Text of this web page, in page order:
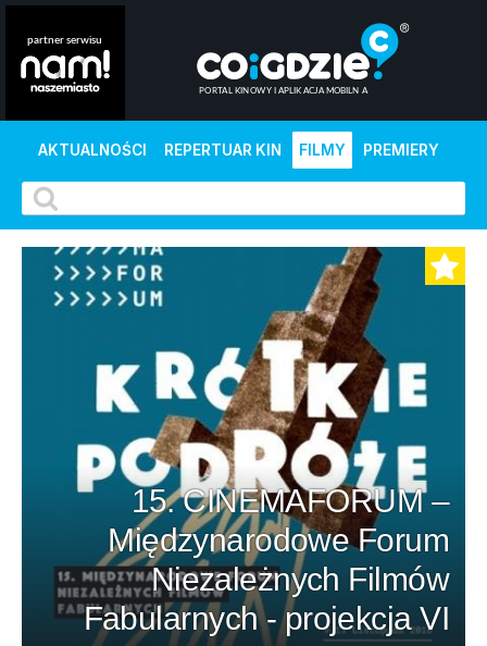
AKTUALNOŚCI REPERTUAR KIN FILMY PREMIERY
15. CINEMAFORUM –
Międzynarodowe Forum
Niezależnych Filmów
Fabularnych - projekcja VI